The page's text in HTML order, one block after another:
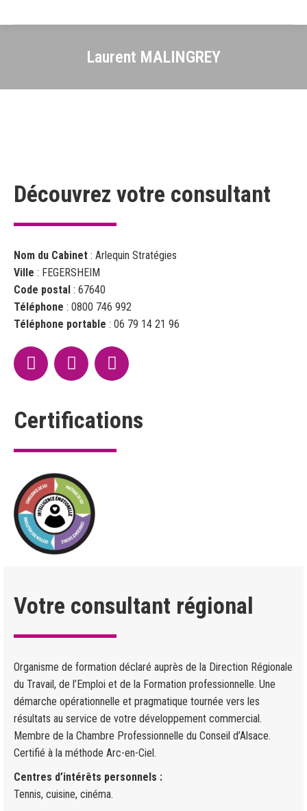
Laurent MALINGREY
Découvrez votre consultant
Nom du Cabinet : Arlequin Stratégies
Ville : FEGERSHEIM
Code postal : 67640
Téléphone : 0800 746 992
Téléphone portable : 06 79 14 21 96
Certifications
Votre consultant régional
Organisme de formation déclaré auprès de la Direction Régionale
du Travail, de l’Emploi et de la Formation professionnelle. Une
démarche opérationnelle et pragmatique tournée vers les
résultats au service de votre développement commercial.
Membre de la Chambre Professionnelle du Conseil d’Alsace.
Certifié à la méthode Arc-en-Ciel.
Centres d’intérêts personnels :
Tennis, cuisine, cinéma.